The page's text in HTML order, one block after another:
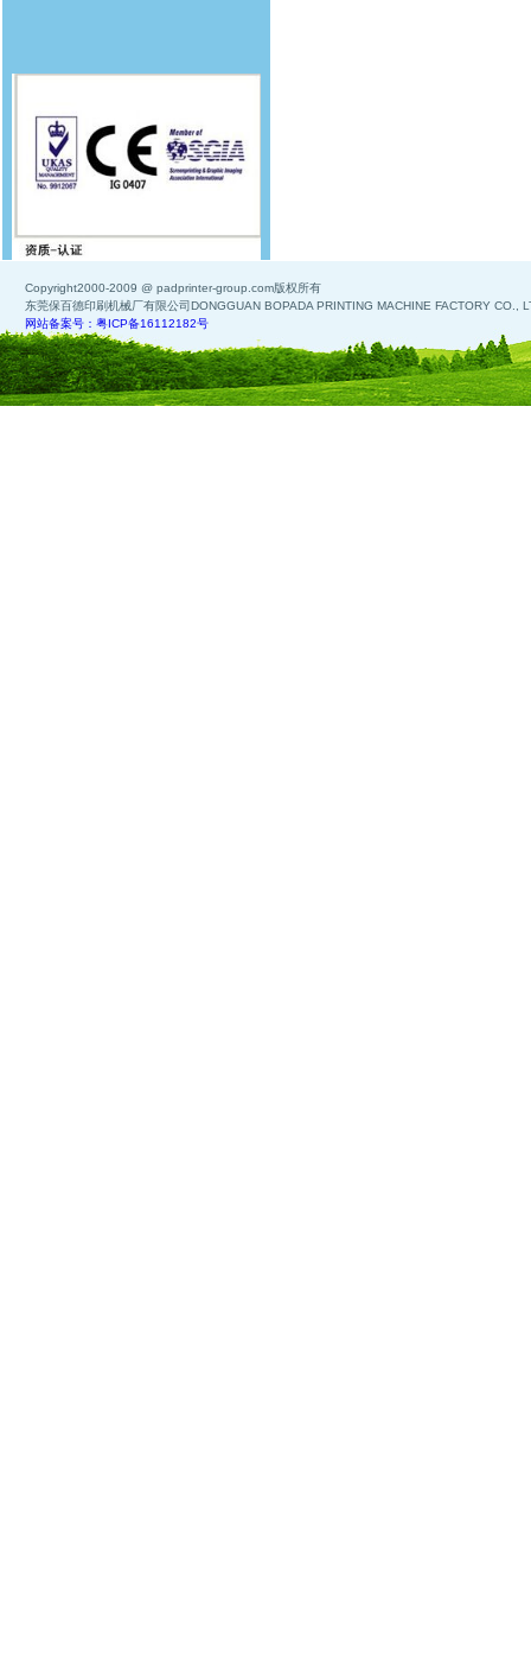
Copyright2000-2009 @ padprinter-group.com版权所有
东莞保百德印刷机械厂有限公司DONGGUAN BOPADA PRINTING MACHINE FACTORY CO.,
网站备案号：粤ICP备16112182号